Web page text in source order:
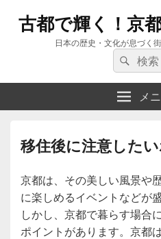
古都で輝く！京
日本の歴史・文化が息づく
検
索:
検
索
メ
移住後に注意した
京都は、その美しい風景や
に楽しめるイベントなどが
しかし、京都で暮らす場合
ポイントがあります。京都